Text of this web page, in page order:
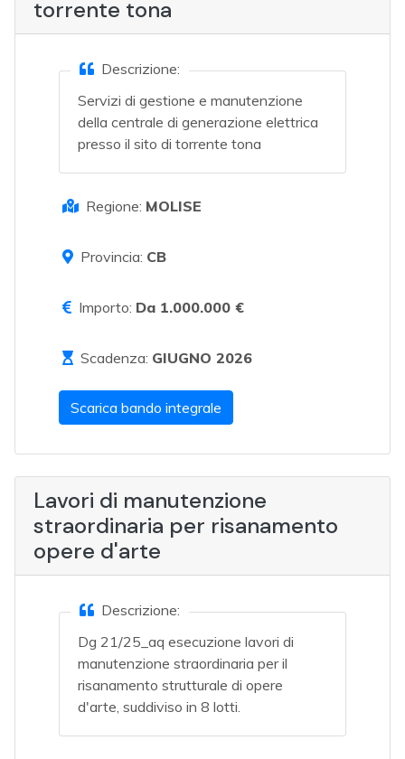
torrente tona
Descrizione:
Servizi di gestione e manutenzione
della centrale di generazione elettrica
presso il sito di torrente tona
Regione: MOLISE
Provincia: CB
Importo: Da 1.000.000 €
Scadenza: GIUGNO 2026
Scarica bando integrale
Lavori di manutenzione
straordinaria per risanamento
opere d'arte
Descrizione:
Dg 21/25_aq esecuzione lavori di
manutenzione straordinaria per il
risanamento strutturale di opere
d'arte, suddiviso in 8 lotti.